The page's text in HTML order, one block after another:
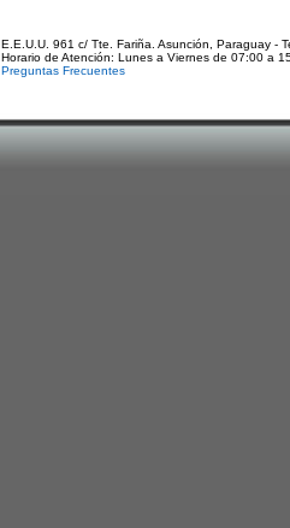
E.E.U.U. 961 c/ Tte. Fariña. Asunción, Paraguay -
Horario de Atención: Lunes a Viernes de 07:00 a
Preguntas Frecuentes